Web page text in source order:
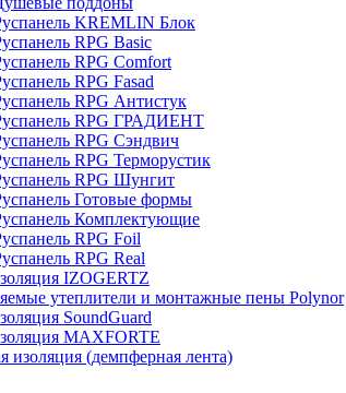
KREMLIN Блок
RPG Basic
RPG Comfort
RPG Fasad
RPG Антистук
RPG ГРАДИЕНТ
RPG Сэндвич
RPG Терморустик
RPG Шунгит
Готовые формы
Комплектующие
RPG Foil
RPG Real
IZOGERTZ
утеплители и монтажные пены Polynor
SoundGuard
MAXFORTE
изоляция (демпферная лента)